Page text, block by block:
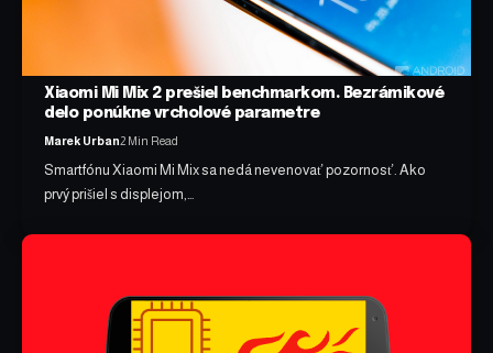
Xiaomi Mi Mix 2 prešiel benchmarkom. Bezrámikové
delo ponúkne vrcholové parametre
Marek Urban2 Min Read
Smartfónu Xiaomi Mi Mix sa nedá nevenovať pozornosť. Ako
prvý prišiel s displejom,…